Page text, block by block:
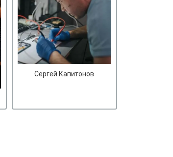
Сергей Капитонов